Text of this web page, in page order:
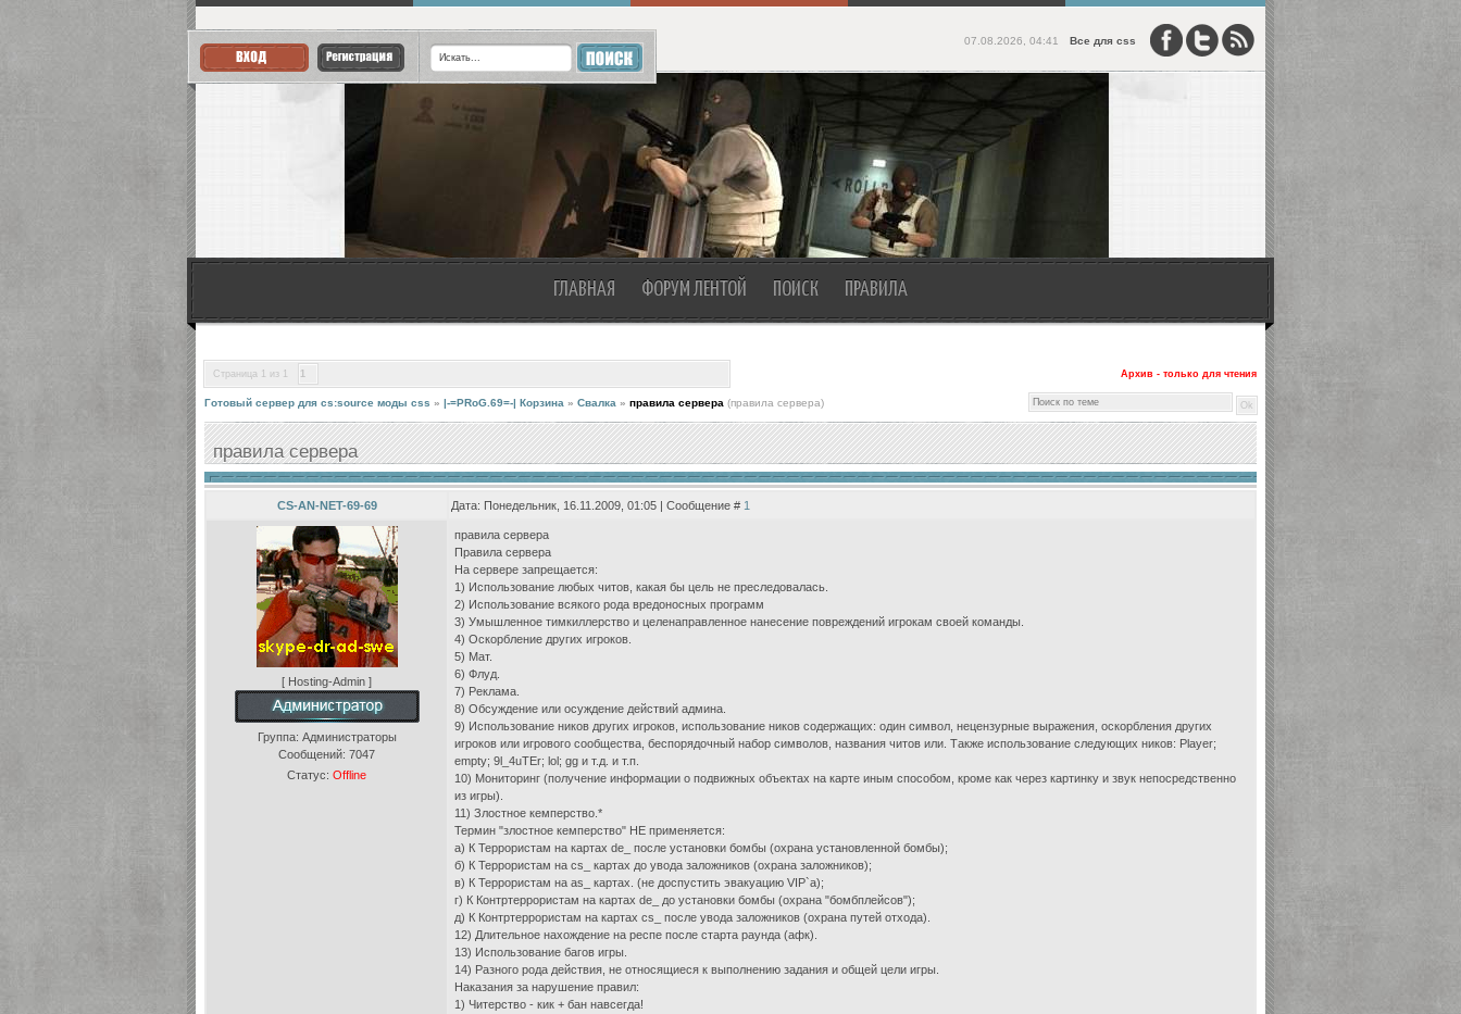
07.08.2026, 04:41 Все для css
ГЛАВНАЯ ФОРУМ ЛЕНТОЙ ПОИСК ПРАВИЛА
Страница 1 из 1 1 Архив - только для чтения
Готовый сервер для cs:source моды css » |-=PRoG.69=-| Корзина » Свалка » правила сервера (правила сервера)
правила сервера
CS-AN-NET-69-69 Дата: Понедельник, 16.11.2009, 01:05 | Сообщение # 1
[ Hosting-Admin ]
Группа: Администраторы
Сообщений: 7047
Статус: Offline
правила сервера
Правила сервера
На сервере запрещается:
1) Использование любых читов, какая бы цель не преследовалась.
2) Использование всякого рода вредоносных программ
3) Умышленное тимкиллерство и целенаправленное нанесение повреждений игрокам своей команды.
4) Оскорбление других игроков.
5) Мат.
6) Флуд.
7) Реклама.
8) Обсуждение или осуждение действий админа.
9) Использование ников других игроков, использование ников содержащих: один символ, нецензурные выражения, оскорбления других
игроков или игрового сообщества, беспорядочный набор символов, названия читов или. Также использование следующих ников: Player;
empty; 9l_4uTEr; lol; gg и т.д. и т.п.
10) Мониторинг (получение информации о подвижных объектах на карте иным способом, кроме как через картинку и звук непосредственно
из игры).
11) Злостное кемперство.*
Термин "злостное кемперство" НЕ применяется:
а) К Террористам на картах de_ после установки бомбы (охрана установленной бомбы);
б) К Террористам на cs_ картах до увода заложников (охрана заложников);
в) К Террористам на as_ картах. (не доспустить эвакуацию VIP`а);
г) К Контртеррористам на картах de_ до установки бомбы (охрана "бомбплейсов");
д) К Контртеррористам на картах cs_ после увода заложников (охрана путей отхода).
12) Длительное нахождение на респе после старта раунда (афк).
13) Использование багов игры.
14) Разного рода действия, не относящиеся к выполнению задания и общей цели игры.
Наказания за нарушение правил:
1) Читерство - кик + бан навсегда!